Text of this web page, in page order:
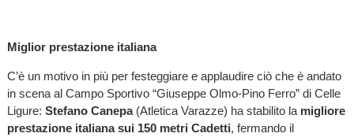
Miglior prestazione italiana
C’è un motivo in più per festeggiare e applaudire ciò che è andato
in scena al Campo Sportivo “Giuseppe Olmo-Pino Ferro” di Celle
Ligure: Stefano Canepa(Atletica Varazze) ha stabilito la migliore
prestazione italiana sui 150 metri Cadetti, fermando il